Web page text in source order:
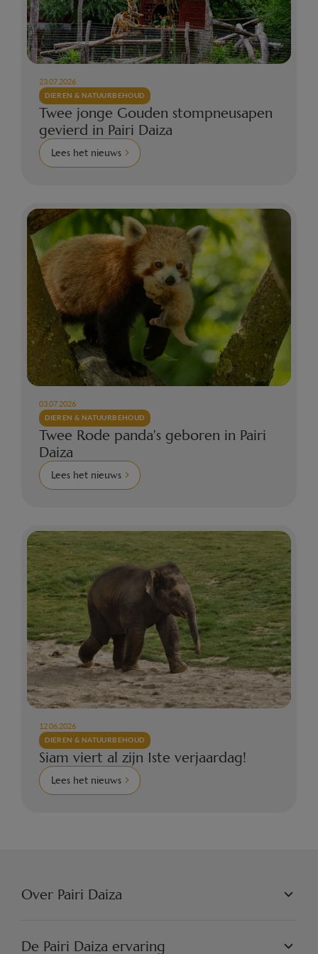
23.07.2026
DIEREN & NATUURBEHOUD
Twee jonge Gouden stompneusapen
gevierd in Pairi Daiza
Lees het nieuws
03.07.2026
DIEREN & NATUURBEHOUD
Twee Rode panda's geboren in Pairi
Daiza
Lees het nieuws
12.06.2026
DIEREN & NATUURBEHOUD
Siam viert al zijn 1ste verjaardag!
Lees het nieuws
Over Pairi Daiza
FILOSOFIE
De Pairi Daiza ervaring